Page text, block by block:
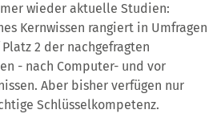
wieder aktuelle Studien:
Kernwissen rangiert in Umfragen
2 der nachgefragten
- nach Computer- und vor
Aber bisher verfügen nur
Schlüsselkompetenz.